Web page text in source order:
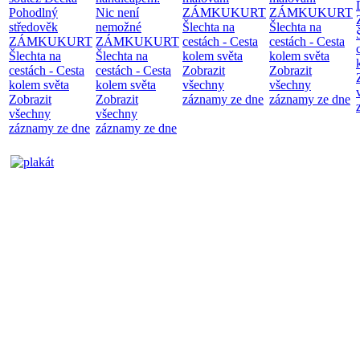
Pohodlný
středověk
ZÁMKUKURT
Šlechta na
cestách - Cesta
kolem světa
Zobrazit
všechny
záznamy ze dne
Nic není
nemožné
ZÁMKUKURT
Šlechta na
cestách - Cesta
kolem světa
Zobrazit
všechny
záznamy ze dne
ZÁMKUKURT
Šlechta na
cestách - Cesta
kolem světa
Zobrazit
všechny
záznamy ze dne
ZÁMKUKURT
Šlechta na
cestách - Cesta
kolem světa
Zobrazit
všechny
záznamy ze dne